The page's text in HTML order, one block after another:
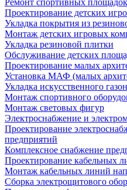
Ремонт спортивных площадок
Проектирование детских
Укладка покрытия из
Монтаж детских игровых
Укладка резиновой плитки
Обслуживание детских
Проектирование малых
Установка МАФ (малых
Укладка искусственного
Монтаж спортивного
Монтаж световых фигур
Электроснабжение и
Проектирование
предприятий
Комплексное снабжение
Проектирование кабельных
Монтаж кабельных линий
Сборка электрощитового